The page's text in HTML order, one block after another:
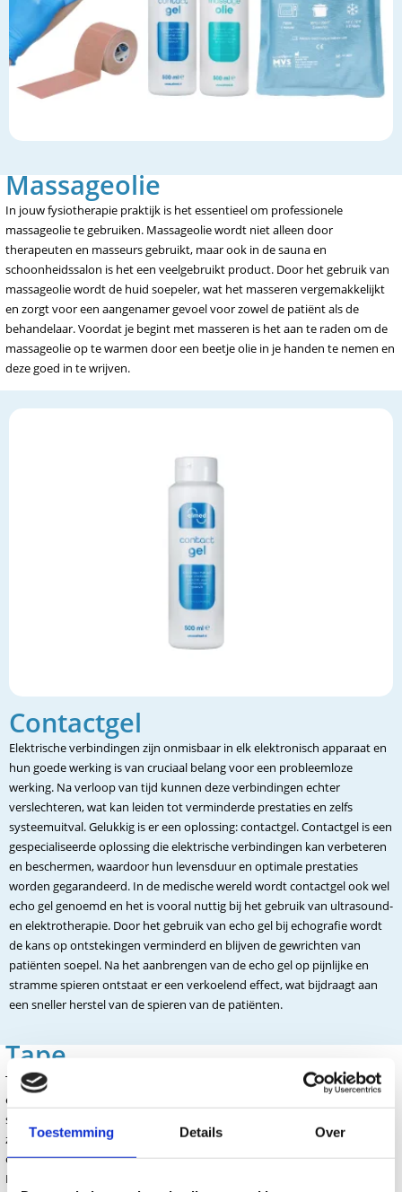
Toestemming Details Over
Massageolie
In jouw fysiotherapie praktijk is het essentieel om professionele
massageolie te gebruiken. Massageolie wordt niet alleen door
therapeuten en masseurs gebruikt, maar ook in de sauna en
schoonheidssalon is het een veelgebruikt product. Door het gebruik van
massageolie wordt de huid soepeler, wat het masseren vergemakkelijkt
en zorgt voor een aangenamer gevoel voor zowel de patiënt als de
behandelaar. Voordat je begint met masseren is het aan te raden om de
massageolie op te warmen door een beetje olie in je handen te nemen en
deze goed in te wrijven.
Contactgel
Elektrische verbindingen zijn onmisbaar in elk elektronisch apparaat en
hun goede werking is van cruciaal belang voor een probleemloze
werking. Na verloop van tijd kunnen deze verbindingen echter
verslechteren, wat kan leiden tot verminderde prestaties en zelfs
systeemuitval. Gelukkig is er een oplossing: contactgel. Contactgel is een
gespecialiseerde oplossing die elektrische verbindingen kan verbeteren
en beschermen, waardoor hun levensduur en optimale prestaties
worden gegarandeerd. In de medische wereld wordt contactgel ook wel
echo gel genoemd en het is vooral nuttig bij het gebruik van ultrasound-
en elektrotherapie. Door het gebruik van echo gel bij echografie wordt
de kans op ontstekingen verminderd en blijven de gewrichten van
patiënten soepel. Na het aanbrengen van de echo gel op pijnlijke en
stramme spieren ontstaat er een verkoelend effect, wat bijdraagt aan
een sneller herstel van de spieren van de patiënten.
Tape
Tape is een veelgebruikte methode binnen de fysiotherapie om spieren
en gewrichten te ondersteunen en te stabiliseren. Er zijn verschillende
soorten tape die voor verschillende doeleinden kunnen worden gebruikt,
zoals kinesiotape en sporttape. Kinesiotape wordt voornamelijk gebruikt
om spieren te ondersteunen zonder de bewegingsvrijheid te beperken.
Het kan ook worden gebruikt om de doorbloeding te bevorderen en om